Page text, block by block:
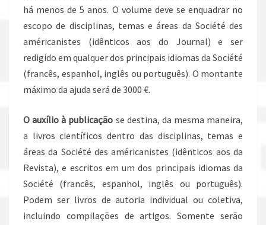
há menos de 5 anos. O volume deve se enquadrar no
escopo de disciplinas, temas e áreas da Société des
américanistes (idênticos aos do Journal) e ser
redigido em qualquer dos principais idiomas da Société
(francês, espanhol, inglês ou português). O montante
máximo da ajuda será de 3000 €.
O auxílio à publicação se destina, da mesma maneira,
a livros científicos dentro das disciplinas, temas e
áreas da Société des américanistes (idênticos aos da
Revista), e escritos em um dos principais idiomas da
Société (francês, espanhol, inglês ou português).
Podem ser livros de autoria individual ou coletiva,
incluindo compilações de artigos. Somente serão